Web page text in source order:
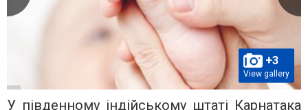
+3
View gallery
У південному індійському штаті Карнатака